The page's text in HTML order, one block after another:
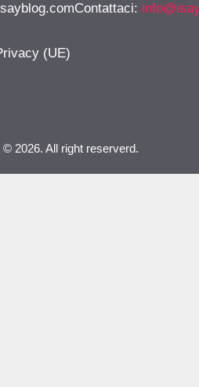
:
(UE)
2026. All right reserverd.